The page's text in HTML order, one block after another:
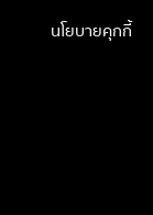
นโยบายคุกกี้